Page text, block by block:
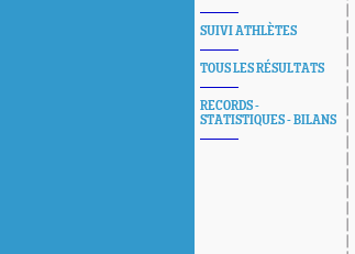
SUIVI ATHLÈTES
TOUS LES RÉSULTATS
RECORDS -
STATISTIQUES - BILANS